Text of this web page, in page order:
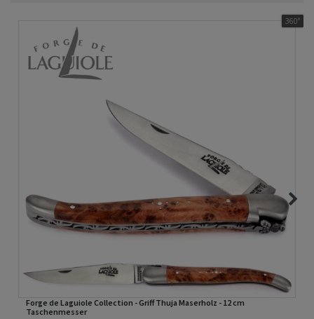
Forge de Laguiole Collection - Griff Thuja Maserholz - 12 cm
Taschenmesser
360°